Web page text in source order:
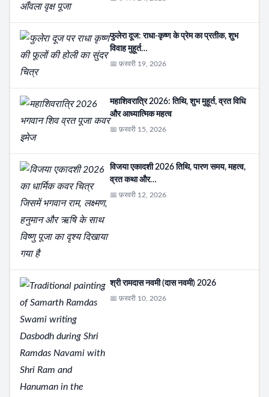
फुलेरा दूज: राधा-कृष्ण के प्रेम का प्रतीक, शुभ
विवाह मुहूर्त…
📅 फ़रवरी 19, 2026
महाशिवरात्रि 2026: तिथि, शुभ मुहूर्त, व्रत विधि
और आध्यात्मिक महत्व
📅 फ़रवरी 15, 2026
विजया एकादशी 2026 तिथि, पारण समय, महत्व,
व्रत कथा और…
📅 फ़रवरी 12, 2026
श्री रामदास नवमी (दास नवमी) 2026
📅 फ़रवरी 10, 2026